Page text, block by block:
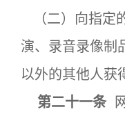
（二）向指定
演、录音录像制
以外的其他人获
第二十一条